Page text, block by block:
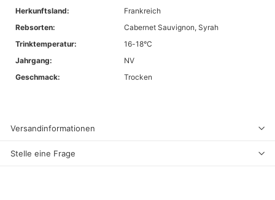
Herkunftsland:
Frankreich
Rebsorten:
Cabernet Sauvignon, Syrah
Trinktemperatur:
16-18°C
Jahrgang:
NV
Geschmack:
Trocken
Versandinformationen
Stelle eine Frage